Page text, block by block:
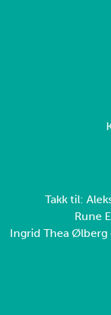
Takk til:
Rune
Ingrid Thea Ølberg